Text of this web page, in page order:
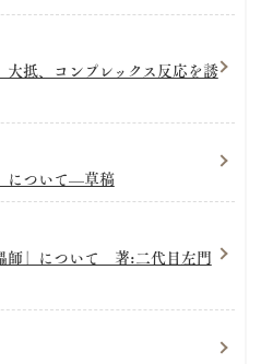
大抵、コンプレックス反応を誘
について—草稿
師」について 著:二代目左門